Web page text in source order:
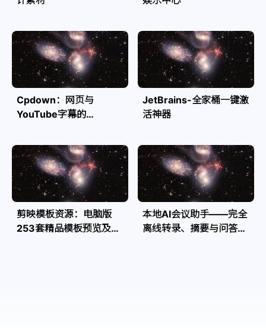
Cpdown：网页与
YouTube字幕的
JetBrains-全家桶一键激
活神器
剪映模板资源：电脑版
253套精品模板预览及源
本地AI会议助手——完全
离线转录、摘要与问答，